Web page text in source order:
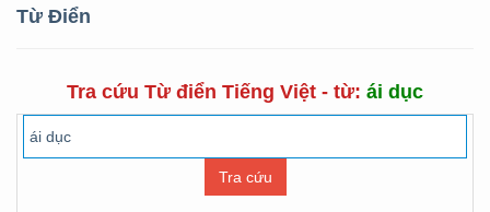
Từ Điển
Tra cứu Từ điển Tiếng Việt - từ: ái dục